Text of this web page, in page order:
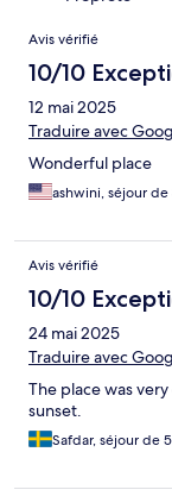
Avis
Avis vérifié
10/10
12 mai 2025
Traduire avec
Wonderful place
ashwini, séjour de
Avis vérifié
10/10
24 mai 2025
Traduire avec
The place was
sunset.
Safdar, séjour de